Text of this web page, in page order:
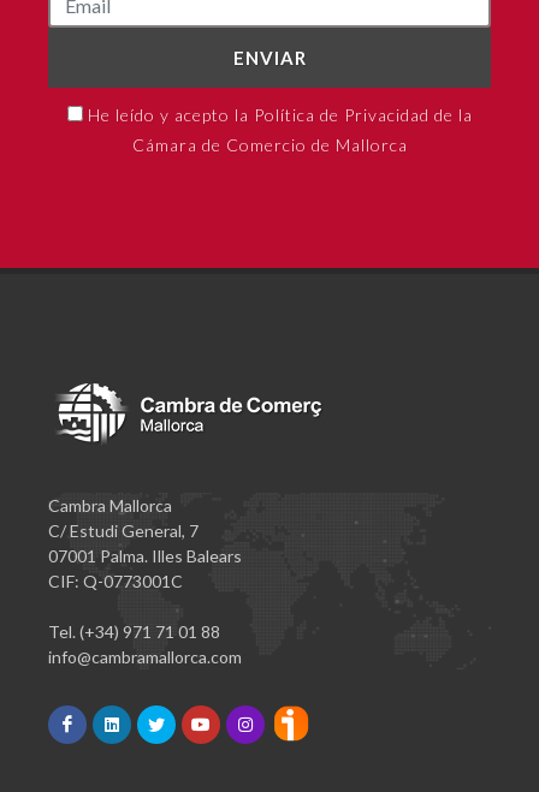
ENVIAR
He leído y acepto la Política de Privacidad de la
Cámara de Comercio de Mallorca
Cambra Mallorca
C/ Estudi General, 7
07001 Palma. Illes Balears
CIF: Q-0773001C
Tel. (+34) 971 71 01 88
info@cambramallorca.com